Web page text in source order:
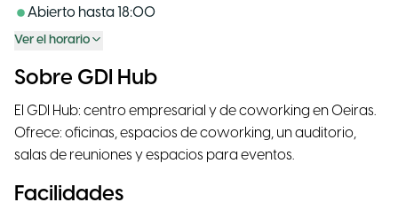
Abierto hasta 18:00
Ver el horario
Sobre GDI Hub
El GDI Hub: centro empresarial y de coworking en Oeiras.
Ofrece: oficinas, espacios de coworking, un auditorio,
salas de reuniones y espacios para eventos.
Facilidades